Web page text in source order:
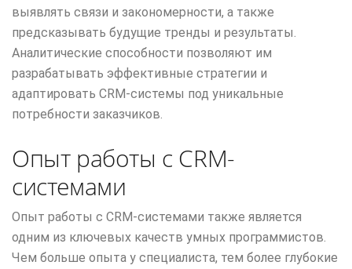
выявлять связи и закономерности, а также
предсказывать будущие тренды и результаты.
Аналитические способности позволяют им
разрабатывать эффективные стратегии и
адаптировать CRM-системы под уникальные
потребности заказчиков.
Опыт работы с CRM-
системами
Опыт работы с CRM-системами также является
одним из ключевых качеств умных программистов.
Чем больше опыта у специалиста, тем более глубокие